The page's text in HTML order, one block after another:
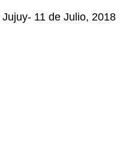
11 de Julio, 2018